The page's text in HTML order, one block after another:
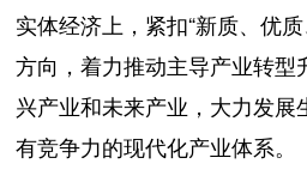
实体经济上，紧扣“新质、优
方向，着力推动主导产业转型
兴产业和未来产业，大力发
有竞争力的现代化产业体系。